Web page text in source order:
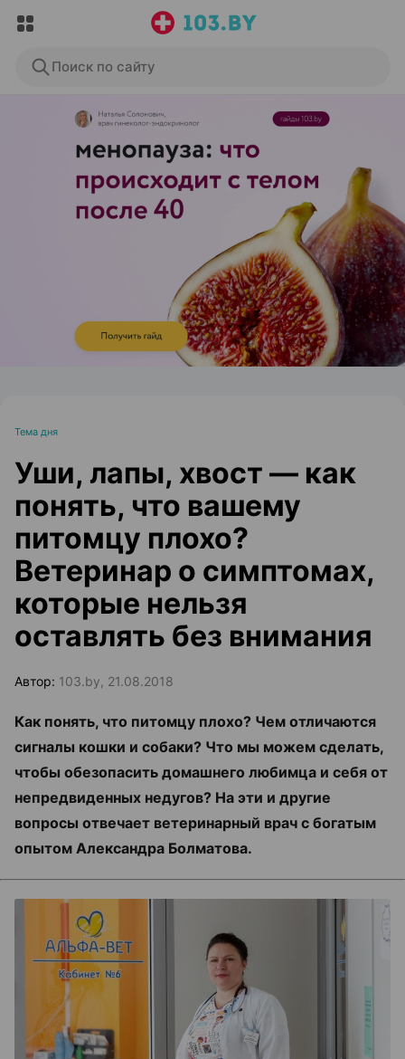
Поиск по сайту
ЭФФЕКТИВНАЯ РЕКЛАМА НА САЙТЕ
Тема дня
Уши, лапы, хвост — как
понять, что вашему
питомцу плохо?
Ветеринар о симптомах,
которые нельзя
оставлять без внимания
Автор: 103.by, 21.08.2018
Как понять, что питомцу плохо? Чем отличаются
сигналы кошки и собаки? Что мы можем сделать,
чтобы обезопасить домашнего любимца и себя от
непредвиденных недугов? На эти и другие
вопросы отвечает ветеринарный врач с богатым
опытом Александра Болматова.